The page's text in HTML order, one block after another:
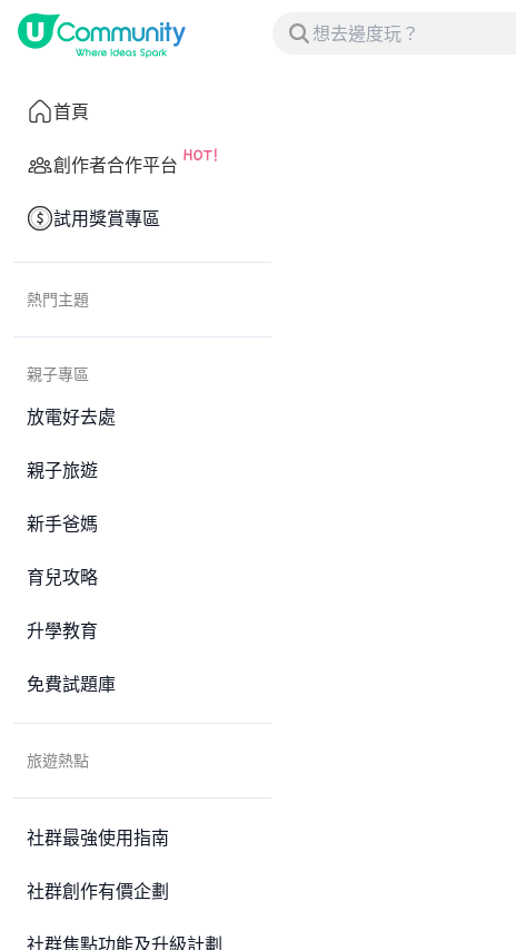
首頁
創作者合作平台
試用獎賞專區
熱門主題
親子專區
放電好去處
親子旅遊
新手爸媽
育兒攻略
升學教育
免費試題庫
旅遊熱點
社群最強使用指南
社群創作有價企劃
社群焦點功能及升級計劃